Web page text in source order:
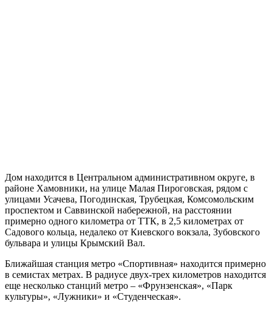
Дом находится в Центральном административном округе, в
районе Хамовники, на улице Малая Пироговская, рядом с
улицами Усачева, Погодинская, Трубецкая, Комсомольским
проспектом и Саввинской набережной, на расстоянии
примерно одного километра от ТТК, в 2,5 километрах от
Садового кольца, недалеко от Киевского вокзала, Зубовского
бульвара и улицы Крымский Вал.
Ближайшая станция метро «Спортивная» находится примерно
в семистах метрах. В радиусе двух-трех километров находится
еще несколько станций метро – «Фрунзенская», «Парк
культуры», «Лужники» и «Студенческая».